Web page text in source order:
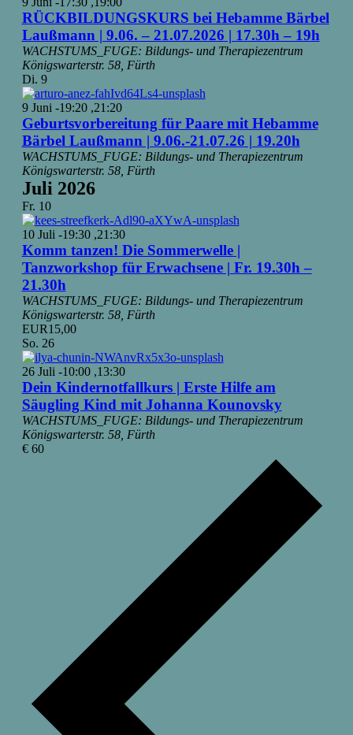
RÜCKBILDUNGSKURS bei Hebamme Bärbel
Laußmann | 9.06. – 21.07.2026 | 17.30h – 19h
WACHSTUMS_FUGE: Bildungs- und Therapiezentrum
Königswarterstr. 58, Fürth
Di. 9
9 Juni -19:20,21:20
Geburtsvorbereitung für Paare mit Hebamme
Bärbel Laußmann | 9.06.-21.07.26 | 19.20h
WACHSTUMS_FUGE: Bildungs- und Therapiezentrum
Königswarterstr. 58, Fürth
Juli 2026
Fr. 10
10 Juli -19:30,21:30
Komm tanzen! Die Sommerwelle |
Tanzworkshop für Erwachsene | Fr. 19.30h –
21.30h
WACHSTUMS_FUGE: Bildungs- und Therapiezentrum
Königswarterstr. 58, Fürth
EUR15,00
So. 26
26 Juli -10:00,13:30
Dein Kindernotfallkurs | Erste Hilfe am
Säugling Kind mit Johanna Kounovsky
WACHSTUMS_FUGE: Bildungs- und Therapiezentrum
Königswarterstr. 58, Fürth
€ 60